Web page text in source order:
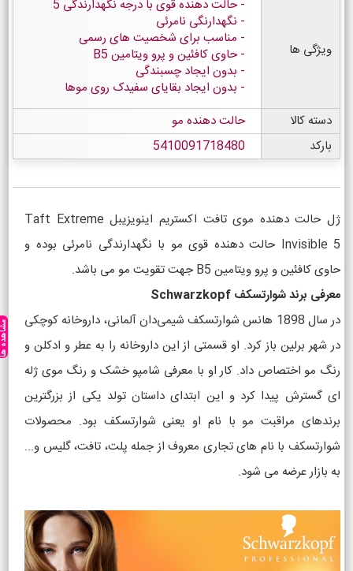
ویژگی ها
حالت دهنده قوی با درجه نگهدارندگی 5
نگهدارنگی نامرئی
مناسب برای شخصیت های رسمی
حاوی کافئین و پرو ویتامین B5
بدون ایجاد چسبندگی
بدون ایجاد بقایای سفیدک روی موها
دسته کالا
حالت دهنده مو
بارکد
5410091718480
ژل حالت دهنده موی تافت اکستریم اینویزیبل Taft Extreme
Invisible 5 حالت دهنده قوی مو با نگهدارندگی نامرئی بوده و
حاوی کافئین و پرو ویتامین B5 جهت تقویت مو می باشد.
معرفی برند شوارتسکف Schwarzkopf
در سال 1898 هانس شوارتسکف شیمی‌دان آلمانی، داروخانه کوچکی
در شهر برلین باز کرد. او قسمتی از این داروخانه را به عطر و ادکلن و
رنگ مو اختصاص داد. کار او با معرفی شامپو خشک و رنگ موی ژله
ای گسترش پیدا کرد و این ابتدای داستان تولد یکی از بزرگترین
برندهای مراقبت مو با نام او یعنی شوارتسکف بود. محصولات
شوارتسکف با نام های تجاری معروف از جمله پلت، تافت، گلیس و...
به بازار عرضه می شود.